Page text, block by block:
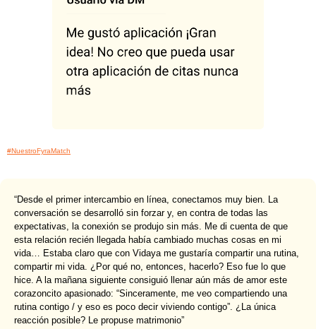
#NuestroFyraMatch
“Desde el primer intercambio en línea, conectamos muy bien. La
conversación se desarrolló sin forzar y, en contra de todas las
expectativas, la conexión se produjo sin más. Me di cuenta de que
esta relación recién llegada había cambiado muchas cosas en mi
vida… Estaba claro que con Vidaya me gustaría compartir una rutina,
compartir mi vida. ¿Por qué no, entonces, hacerlo? Eso fue lo que
hice. A la mañana siguiente consiguió llenar aún más de amor este
corazoncito apasionado: “Sinceramente, me veo compartiendo una
rutina contigo / y eso es poco decir viviendo contigo”. ¿La única
reacción posible? Le propuse matrimonio”